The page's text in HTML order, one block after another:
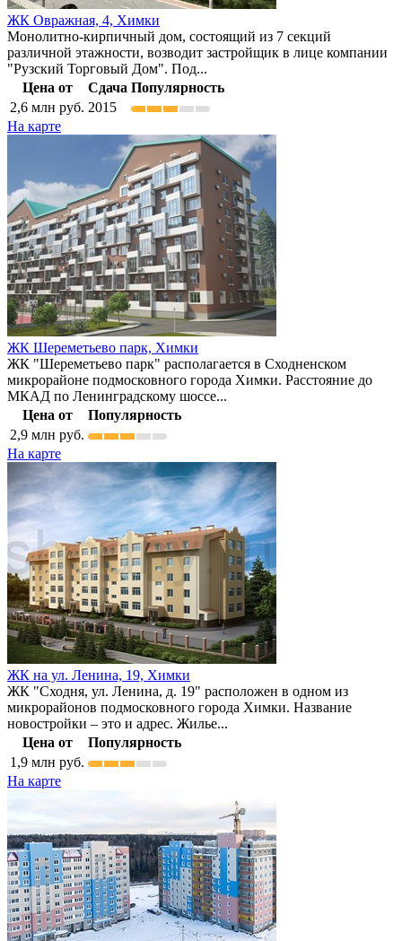
ЖК Овражная, 4, Химки
Монолитно-кирпичный дом, состоящий из 7 секций
различной этажности, возводит застройщик в лице компании
"Рузский Торговый Дом". Под...
Цена от
Сдача Популярность
2,6 млн руб. 2015
На карте
ЖК Шереметьево парк, Химки
ЖК "Шереметьево парк" располагается в Сходненском
микрорайоне подмосковного города Химки. Расстояние до
МКАД по Ленинградскому шоссе...
Цена от
Популярность
2,9 млн руб.
На карте
ЖК на ул. Ленина, 19, Химки
ЖК "Сходня, ул. Ленина, д. 19" расположен в одном из
микрорайонов подмосковного города Химки. Название
новостройки – это и адрес. Жилье...
Цена от
Популярность
1,9 млн руб.
На карте